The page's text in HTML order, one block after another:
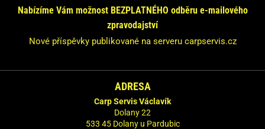
Odpovíme Vám do 24 hodin.
Vaše údaje nebudeme nikde zveřejňovat.
Nabízíme Vám možnost BEZPLATNÉHO odběru e-mailového
zpravodajství
Nové příspěvky publikované na serveru carpservis.cz
ADRESA
Carp Servis Václavík
Dolany 22
533 45 Dolany u Pardubic